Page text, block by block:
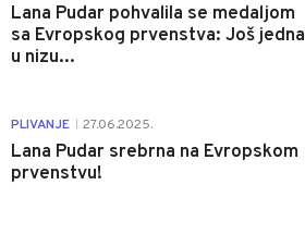
Lana Pudar pohvalila se medaljom
sa Evropskog prvenstva: Još jedna
u nizu...
PLIVANJE 27.06.2025.
Lana Pudar srebrna na Evropskom
prvenstvu!